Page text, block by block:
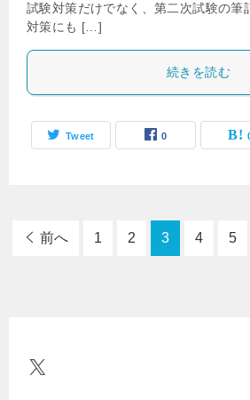
試験対策だけでなく、第二次試験の筆
対策にも […]
続きを読む
Tweet 0
前へ 1 2 3 4 5
X